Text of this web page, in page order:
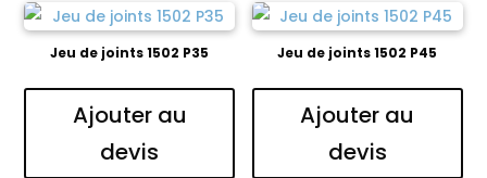
Jeu de joints 1502 P35
Ajouter au
devis
Jeu de joints 1502 P45
Ajouter au
devis